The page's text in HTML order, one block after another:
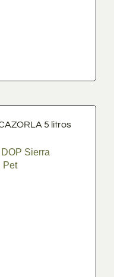
Sierra
Pet